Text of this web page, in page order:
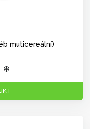
muticereální)